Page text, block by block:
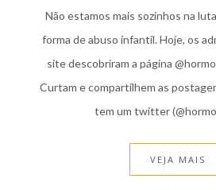
Não estamos mais sozinhos na
forma de abuso infantil. Hoje, os
site descobriram a página
Curtam e compartilhem as
tem um twitter
VEJA MAIS